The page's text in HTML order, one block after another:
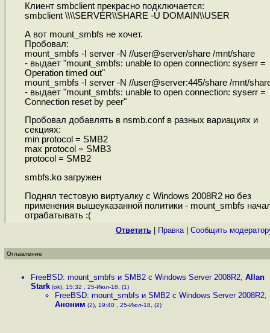
Клиент smbclient прекрасно подключается:
smbclient \\\\SERVER\\SHARE -U DOMAIN\\USER
А вот mount_smbfs не хочет.
Пробовал:
mount_smbfs -I server -N //user@server/share /mnt/share
- выдает "mount_smbfs: unable to open connection: syserr =
Operation timed out"
mount_smbfs -I server -N //user@server:445/share /mnt/
- выдает "mount_smbfs: unable to open connection: syserr =
Connection reset by peer"
Пробовал добавлять в nsmb.conf в разных вариациях и
секциях:
min protocol = SMB2
max protocol = SMB3
protocol = SMB2
smbfs.ko загружен
Поднял тестовую виртуалку с Windows 2008R2 но без
применения вышеуказанной политики - mount_smbfs
отрабатывать :(
Ответить Правка| Cообщить
Оглавление
FreeBSD: mount_smbfs и SMB2 с Windows Server 2008R2, Allan
Stark (ok), 15:32 , 25-Июл-18, (1)
FreeBSD: mount_smbfs и SMB2 с Windows Server 2008R2,
Аноним (2), 19:40 , 25-Июл-18, (2)